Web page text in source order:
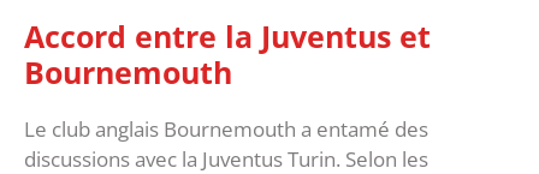
Accord entre la Juventus et
Bournemouth
Le club anglais Bournemouth a entamé des
discussions avec la Juventus Turin. Selon les